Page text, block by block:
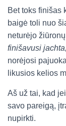
Bet toks finišas
baigė toli nuo
neturėjo
finišavusi
norėjosi
likusios kelios
Aš už tai, kad
savo pareigą,
nupirkti.